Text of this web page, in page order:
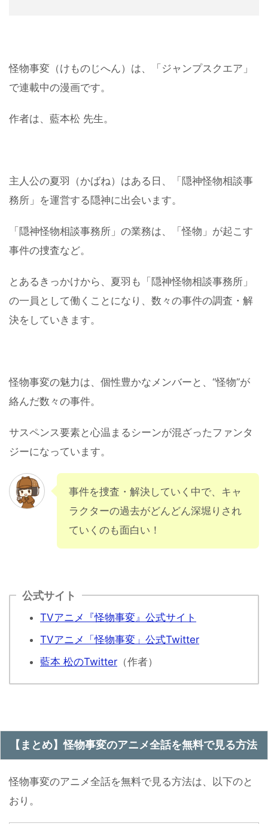
怪物事変（けものじへん）は、「ジャンプスクエア」
で連載中の漫画です。
作者は、藍本松 先生。
主人公の夏羽（かばね）はある日、「隠神怪物相談事
務所」を運営する隠神に出会います。
「隠神怪物相談事務所」の業務は、「怪物」が起こす
事件の捜査など。
とあるきっかけから、夏羽も「隠神怪物相談事務所」
の一員として働くことになり、数々の事件の調査・解
決をしていきます。
怪物事変の魅力は、個性豊かなメンバーと、“怪物”が
絡んだ数々の事件。
サスペンス要素と心温まるシーンが混ざったファンタ
ジーになっています。
事件を捜査・解決していく中で、キャ
ラクターの過去がどんどん深堀りされ
ていくのも面白い！
公式サイト
TVアニメ『怪物事変』公式サイト
TVアニメ「怪物事変」公式Twitter
藍本 松のTwitter （作者）
【まとめ】怪物事変のアニメ全話を無料で見る方法
怪物事変のアニメ全話を無料で見る方法は、以下のと
おり。